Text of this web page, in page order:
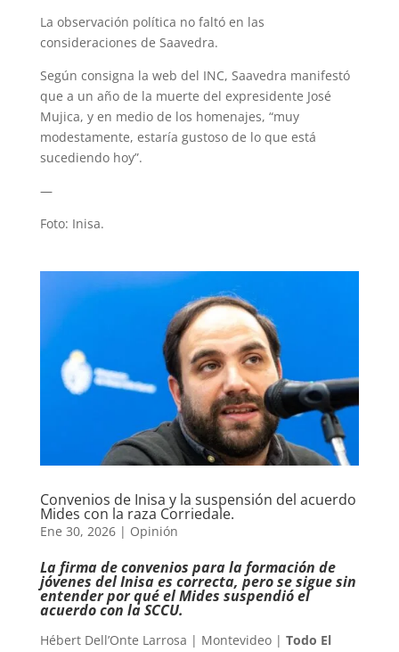
La observación política no faltó en las
consideraciones de Saavedra.
Según consigna la web del INC, Saavedra manifestó
que a un año de la muerte del expresidente José
Mujica, y en medio de los homenajes, “muy
modestamente, estaría gustoso de lo que está
sucediendo hoy”.
—
Foto: Inisa.
Convenios de Inisa y la suspensión del acuerdo
Mides con la raza Corriedale.
Ene 30, 2026| Opinión
La firma de convenios para la formación de
jóvenes del Inisa es correcta, pero se sigue sin
entender por qué el Mides suspendió el
acuerdo con la SCCU.
Hébert Dell’Onte Larrosa | Montevideo | Todo El